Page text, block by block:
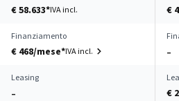
€ 58.633*IVA incl. €
Finanziamento
€ 468/mese*IVA incl.
–
Leasing
–
€